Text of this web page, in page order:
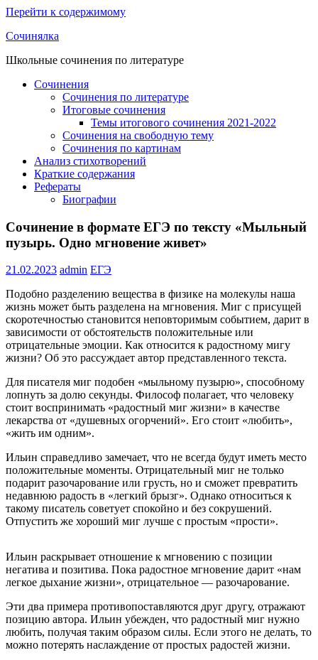
Перейти к содержимому
Сочинялка
Школьные сочинения по литературе
Сочинения
Сочинения по литературе
Итоговые сочинения
Темы итогового сочинения 2021-2022
Сочинения на свободную тему
Сочинения по картинам
Анализ стихотворений
Краткие содержания
Рефераты
Биографии
Сочинение в формате ЕГЭ по тексту «Мыльный
пузырь. Одно мгновение живет»
21.02.2023 admin ЕГЭ
Подобно разделению вещества в физике на молекулы наша
жизнь может быть разделена на мгновения. Миг с присущей
скоротечностью становится неповторимым событием, дарит в
зависимости от обстоятельств положительные или
отрицательные эмоции. Как относится к радостному мигу
жизни? Об это рассуждает автор представленного текста.
Для писателя миг подобен «мыльному пузырю», способному
лопнуть за долю секунды. Философ полагает, что человеку
стоит воспринимать «радостный миг жизни» в качестве
лекарства от «душевных огорчений». Его стоит «любить»,
«жить им одним».
Ильин справедливо замечает, что не всегда будут иметь место
положительные моменты. Отрицательный миг не только
подарит разочарование или грусть, но и сможет превратить
недавнюю радость в «легкий брызг». Однако относиться к
такому писатель советует спокойно и без сокрушений.
Отпустить же хороший миг лучше с простым «прости».
Ильин раскрывает отношение к мгновению с позиции
негатива и позитива. Пока радостное мгновение дарит «нам
легкое дыхание жизни», отрицательное — разочарование.
Эти два примера противопоставляются друг другу, отражают
позицию автора. Ильин убежден, что радостный миг нужно
любить, получая таким образом силы. Если этого не делать, то
можно потерять наслаждение от простых радостей жизни.